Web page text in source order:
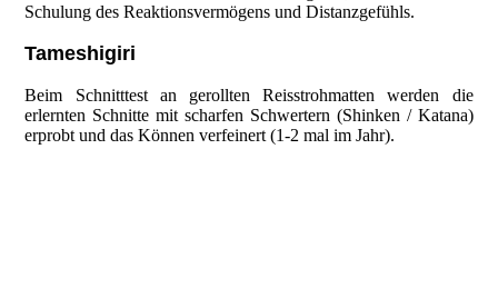
Schulung des Reaktionsvermögens und Distanzgefühls.
Tameshigiri
Beim Schnitttest an gerollten Reisstrohmatten werden die
erlernten Schnitte mit scharfen Schwertern (Shinken / Katana)
erprobt und das Können verfeinert (1-2 mal im Jahr).